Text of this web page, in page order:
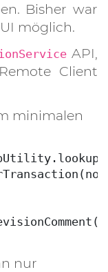
Bisher war
möglich.
API,
Client
minimalen
nur